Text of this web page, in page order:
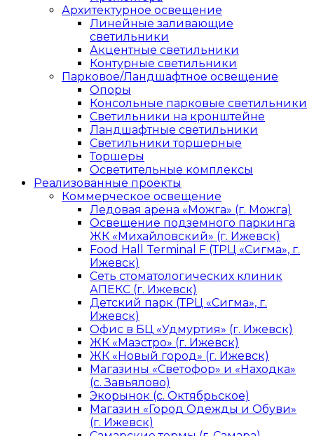
Архитектурное освещение
Линейные заливающие
светильники
Акцентные светильники
Контурные светильники
Парковое/Ландшафтное освещение
Опоры
Консольные парковые светильники
Светильники на кронштейне
Ландшафтные светильники
Светильники торшерные
Торшеры
Осветительные комплексы
Реализованные проекты
Коммерческое освещение
Ледовая арена «Можга» (г. Можга)
Освещение подземного паркинга
ЖК «Михайловский» (г. Ижевск)
Food Hall Terminal F (ТРЦ «Сигма», г.
Ижевск)
Сеть стоматологических клиник
АПЕКС (г. Ижевск)
Детский парк (ТРЦ «Сигма», г.
Ижевск)
Офис в БЦ «Удмуртия» (г. Ижевск)
ЖК «Маэстро» (г. Ижевск)
ЖК «Новый город» (г. Ижевск)
Магазины «Светофор» и «Находка»
(с. Завьялово)
Экорынок (с. Октябрьское)
Магазин «Город Одежды и Обуви»
(г. Ижевск)